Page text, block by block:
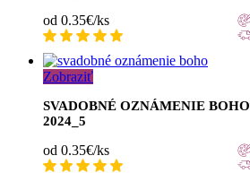
od 0.35€/ks
Zobraziť
SVADOBNÉ OZNÁMENIE BOHO
2024_5
od 0.35€/ks